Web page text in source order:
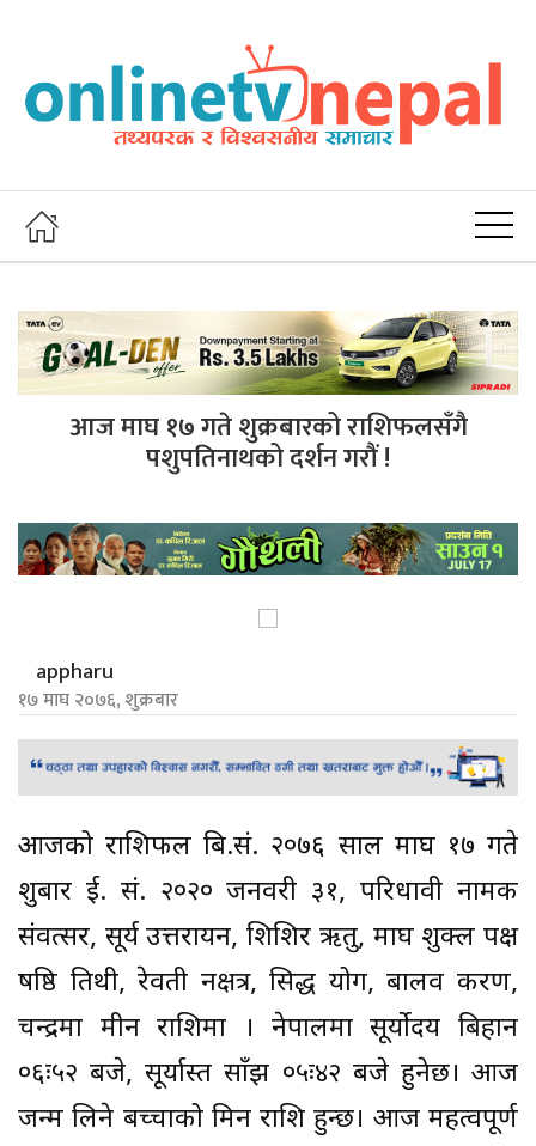
आज माघ १७ गते शुक्रबारको राशिफलसँगै
पशुपतिनाथको दर्शन गरौं !
appharu
१७ माघ २०७६, शुक्रबार
आजको राशिफल बि.सं. २०७६ साल माघ १७ गते
शुक्रबार ई. सं. २०२० जनवरी ३१, परिधावी नामक
संवत्सर, सूर्य उत्तरायन, शिशिर ऋतु, माघ शुक्ल पक्ष
षष्ठि तिथी, रेवती नक्षत्र, सिद्ध योग, बालव करण,
चन्द्रमा मीन राशिमा । नेपालमा सूर्योदय बिहान
०६ः५२ बजे, सूर्यास्त साँझ ०५ः४२ बजे हुनेछ। आज
जन्म लिने बच्चाको मिन राशि हुन्छ। आज महत्वपूर्ण